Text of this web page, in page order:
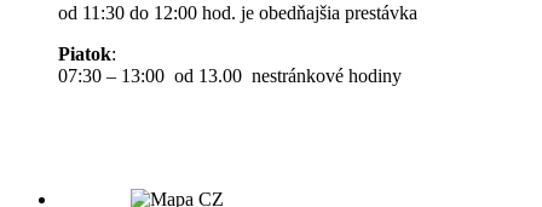
od 11:30 do 12:00 hod. je obedňajšia prestávka
Piatok:
07:30 – 13:00 od 13.00 nestránkové hodiny